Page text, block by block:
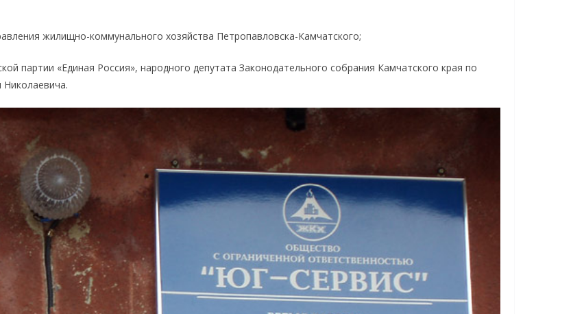
жилищно-коммунального хозяйства Петропавловска-Камчатского;
партии «Единая Россия», народного депутата Законодательного собрания Камчатского края по
Николаевича.